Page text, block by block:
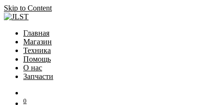
Skip to Content
Главная
Магазин
Техника
Помощь
О нас
Запчасти
0